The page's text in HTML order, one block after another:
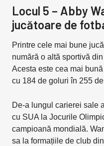
Locul 5 – Abby
jucătoare de
Printre cele mai bune
numără o altă sportivă
Acesta este cea mai
cu 184 de goluri în 255
De-a lungul carierei sale
cu SUA la Jocurile
campioană mondială.
sa la formațiile de club